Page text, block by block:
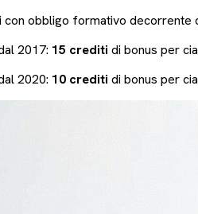
obbligo formativo decorrente
2017: 15 crediti di bonus per
2020: 10 crediti di bonus per